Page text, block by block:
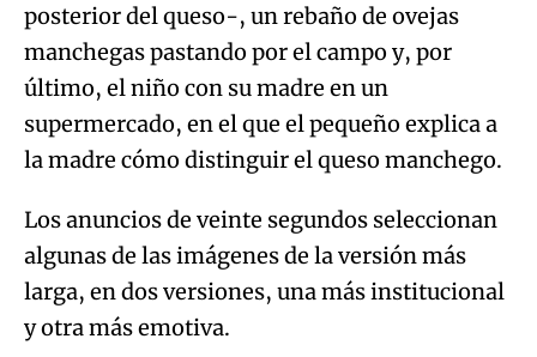
posterior del queso-, un rebaño de ovejas
manchegas pastando por el campo y, por
último, el niño con su madre en un
supermercado, en el que el pequeño explica a
la madre cómo distinguir el queso manchego.
Los anuncios de veinte segundos seleccionan
algunas de las imágenes de la versión más
larga, en dos versiones, una más institucional
y otra más emotiva.